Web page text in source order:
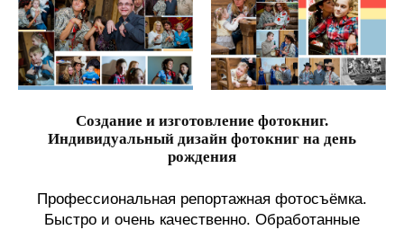
Создание и изготовление фотокниг.
Индивидуальный дизайн фотокниг на день
рождения
Профессиональная репортажная фотосъёмка.
Быстро и очень качественно. Обработанные